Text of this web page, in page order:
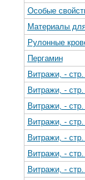
Особые
Материалы
Рулонные
Пергамин
Витражи, -
Витражи, -
Витражи, -
Витражи, -
Витражи, -
Витражи, -
Витражи, -